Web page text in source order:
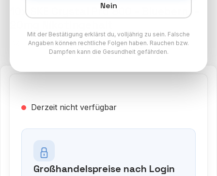
10x SKE Crystal Pro 800 - Blueberry -
SKE Crystal Pro 800 Paket
Derzeit nicht verfügbar
Großhandelspreise nach Login
Nein
Mit der Bestätigung erklärst du, volljährig zu sein. Falsche
Angaben können rechtliche Folgen haben. Rauchen bzw.
Dampfen kann die Gesundheit gefährden.